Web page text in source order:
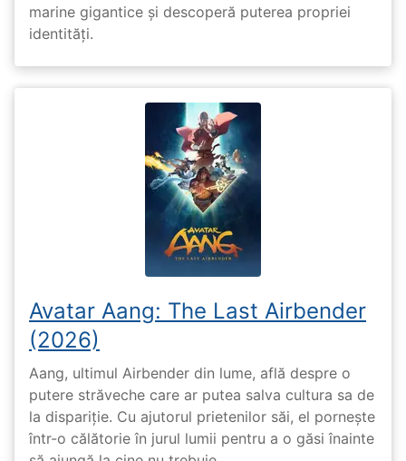
marine gigantice și descoperă puterea propriei
identități.
Avatar Aang: The Last Airbender
(2026)
Aang, ultimul Airbender din lume, află despre o
putere străveche care ar putea salva cultura sa de
la dispariție. Cu ajutorul prietenilor săi, el pornește
într-o călătorie în jurul lumii pentru a o găsi înainte